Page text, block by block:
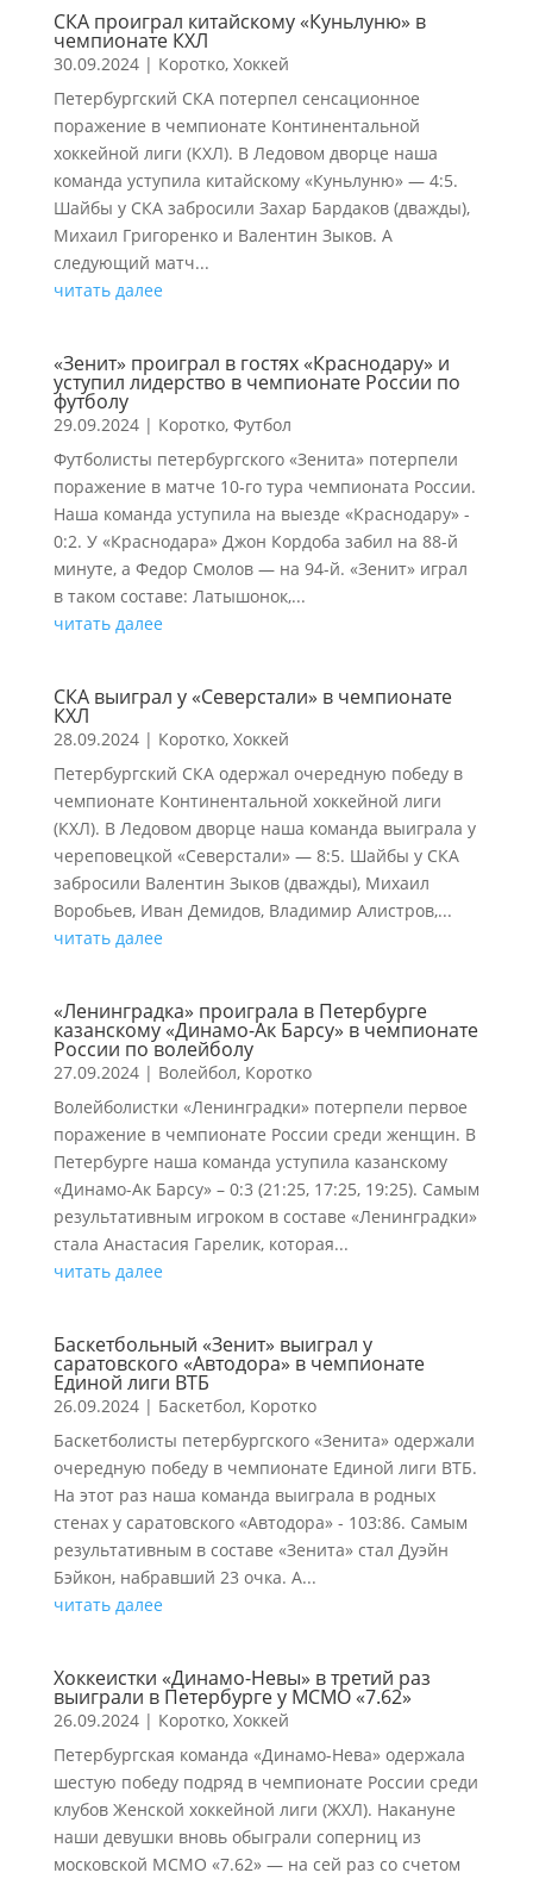
СКА проиграл китайскому «Куньлуню» в
чемпионате КХЛ
30.09.2024| Коротко, Хоккей
Петербургский СКА потерпел сенсационное
поражение в чемпионате Континентальной
хоккейной лиги (КХЛ). В Ледовом дворце наша
команда уступила китайскому «Куньлуню» — 4:5.
Шайбы у СКА забросили Захар Бардаков (дважды),
Михаил Григоренко и Валентин Зыков. А
следующий матч...
читать далее
«Зенит» проиграл в гостях «Краснодару» и
уступил лидерство в чемпионате России по
футболу
29.09.2024| Коротко, Футбол
Футболисты петербургского «Зенита» потерпели
поражение в матче 10-го тура чемпионата России.
Наша команда уступила на выезде «Краснодару» -
0:2. У «Краснодара» Джон Кордоба забил на 88-й
минуте, а Федор Смолов — на 94-й. «Зенит» играл
в таком составе: Латышонок,...
читать далее
СКА выиграл у «Северстали» в чемпионате
КХЛ
28.09.2024| Коротко, Хоккей
Петербургский СКА одержал очередную победу в
чемпионате Континентальной хоккейной лиги
(КХЛ). В Ледовом дворце наша команда выиграла у
череповецкой «Северстали» — 8:5. Шайбы у СКА
забросили Валентин Зыков (дважды), Михаил
Воробьев, Иван Демидов, Владимир Алистров,...
читать далее
«Ленинградка» проиграла в Петербурге
казанскому «Динамо-Ак Барсу» в чемпионате
России по волейболу
27.09.2024| Волейбол, Коротко
Волейболистки «Ленинградки» потерпели первое
поражение в чемпионате России среди женщин. В
Петербурге наша команда уступила казанскому
«Динамо-Ак Барсу» – 0:3 (21:25, 17:25, 19:25). Самым
результативным игроком в составе «Ленинградки»
стала Анастасия Гарелик, которая...
читать далее
Баскетбольный «Зенит» выиграл у
саратовского «Автодора» в чемпионате
Единой лиги ВТБ
26.09.2024| Баскетбол, Коротко
Баскетболисты петербургского «Зенита» одержали
очередную победу в чемпионате Единой лиги ВТБ.
На этот раз наша команда выиграла в родных
стенах у саратовского «Автодора» - 103:86. Самым
результативным в составе «Зенита» стал Дуэйн
Бэйкон, набравший 23 очка. А...
читать далее
Хоккеистки «Динамо-Невы» в третий раз
выиграли в Петербурге у МСМО «7.62»
26.09.2024| Коротко, Хоккей
Петербургская команда «Динамо-Нева» одержала
шестую победу подряд в чемпионате России среди
клубов Женской хоккейной лиги (ЖХЛ). Накануне
наши девушки вновь обыграли соперниц из
московской МСМО «7.62» — на сей раз со счетом